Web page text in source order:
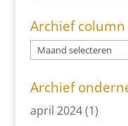
Archief column
Archief
april 2024(1)